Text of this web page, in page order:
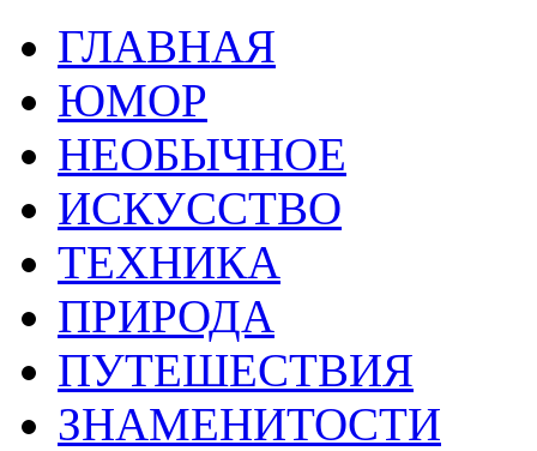
ГЛАВНАЯ
ЮМОР
НЕОБЫЧНОЕ
ИСКУССТВО
ТЕХНИКА
ПРИРОДА
ПУТЕШЕСТВИЯ
ЗНАМЕНИТОСТИ